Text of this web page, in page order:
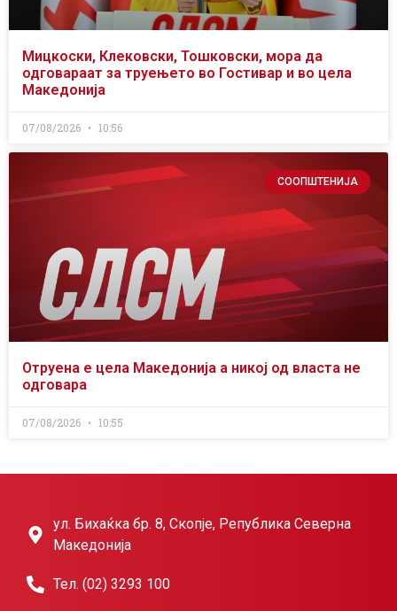
Мицкоски, Клековски, Тошковски, мора да
одговараат за труењето во Гостивар и во цела
Македонија
07/08/2026 10:56
СООПШТЕНИЈА
Отруена е цела Македонија а никој од власта не
одговара
07/08/2026 10:55
ул. Бихаќка бр. 8, Скопје, Република Северна
Македонија
Тел. (02) 3293 100